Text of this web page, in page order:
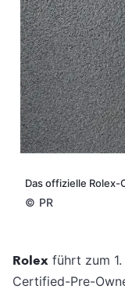
Das offizielle Rolex-
© PR
Rolex führt zum
Certified-Pre-